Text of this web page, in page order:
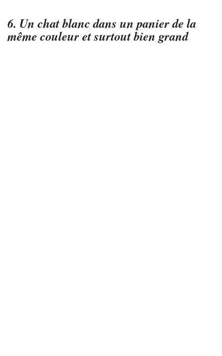
6. Un chat blanc dans un panier de la
même couleur et surtout bien grand